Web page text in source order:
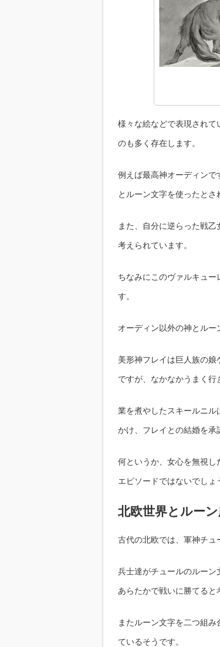
様々な絵などで表現されて
のも多く存在します。
例えば最高神オーディンで
とルーン文字を使ったとさ
また、自分に逆らった戦
考えられています。
ちなみにこのヴァルキュ
す。
オーディン以外の神とルー
美形神フレイは巨人族の
ですが、なかなかうまく行
業を煮やしたスキールニ
かけ、フレイとの結婚を承
何というか、女心を無視し
エピソードではないでしょ
北欧世界とルー
古代の北欧では、軍神チュ
兵士達がチュールのルー
あらたかで戦いに勝てると
またルーン文字を二つ組
ているそうです。